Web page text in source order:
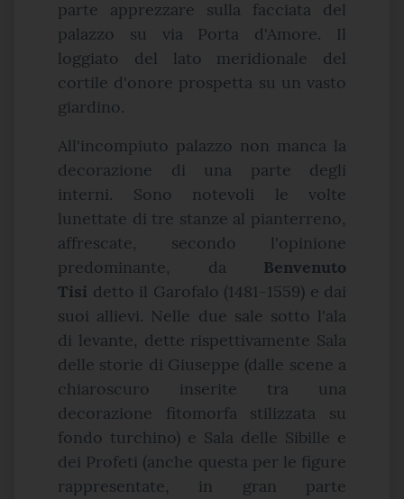
parte apprezzare sulla facciata del
palazzo su via Porta d'Amore. Il
loggiato del lato meridionale del
cortile d'onore prospetta su un vasto
giardino.
All'incompiuto palazzo non manca la
decorazione di una parte degli
interni. Sono notevoli le volte
lunettate di tre stanze al pianterreno,
affrescate, secondo l'opinione
predominante, da Benvenuto
Tisi detto il Garofalo (1481-1559) e dai
suoi allievi. Nelle due sale sotto l'ala
di levante, dette rispettivamente Sala
delle storie di Giuseppe (dalle scene a
chiaroscuro inserite tra una
decorazione fitomorfa stilizzata su
fondo turchino) e Sala delle Sibille e
dei Profeti (anche questa per le figure
rappresentate, in gran parte